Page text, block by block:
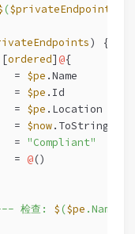
($privateEndpoints
) {
ordered] @{
=
$pe .Name
=
$pe .Id
=
$pe .Location
=
$now.ToString(
=
"Compliant"
=
@()
检查: $ ($pe .Name)